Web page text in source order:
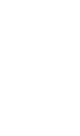
carrinho